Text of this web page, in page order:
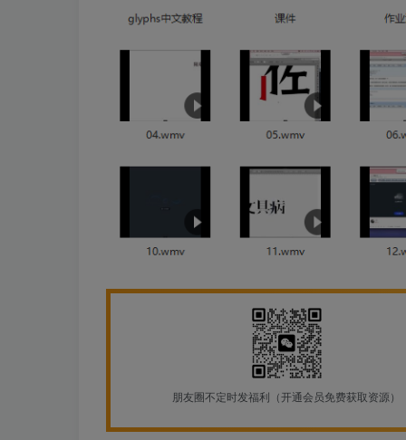
朋友圈不定时发福利（开通会员免费获取资源）